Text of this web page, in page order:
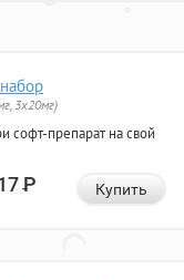
3x20мг)
софт-препарат на свой
Р Купить